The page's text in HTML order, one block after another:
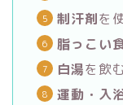
制汗剤を
脂っこい
白湯を飲
運動・入